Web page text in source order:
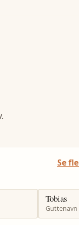
Se
Tobias
Guttenavn